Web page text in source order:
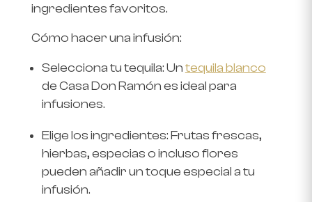
ingredientes favoritos.
Cómo hacer una infusión:
Selecciona tu tequila: Untequila blanco
de Casa Don Ramón es ideal para
infusiones.
Elige los ingredientes: Frutas frescas,
hierbas, especias o incluso flores
pueden añadir un toque especial a tu
infusión.